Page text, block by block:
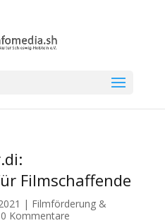
Filmschaffende
| Filmförderung &
0 Kommentare